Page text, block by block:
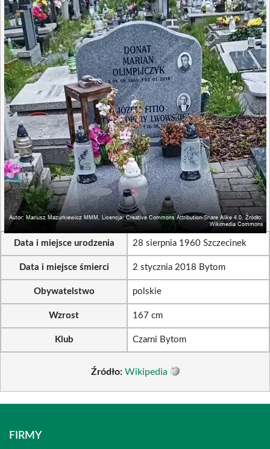
Data i miejsce urodzenia 28 sierpnia 1960 Szczecinek
Data i miejsce śmierci 2 stycznia 2018 Bytom
Obywatelstwo polskie
Wzrost 167 cm
Klub Czarni Bytom
Źródło: Wikipedia
FIRMY